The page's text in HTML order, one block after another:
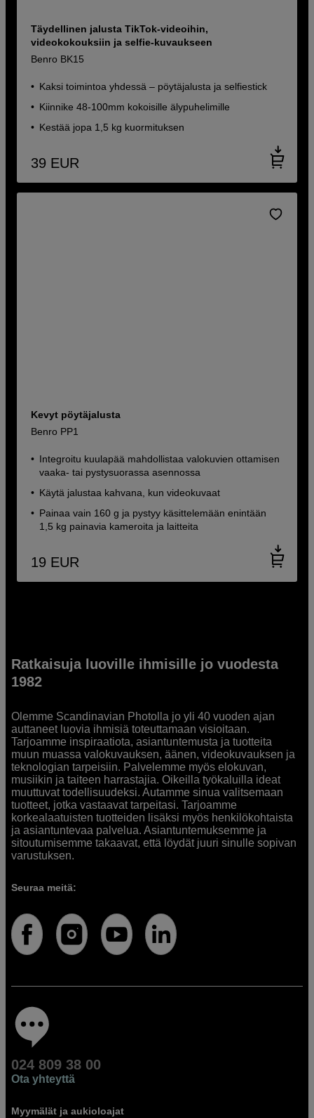
Täydellinen jalusta TikTok-videoihin,
videokokouksiin ja selfie-kuvaukseen
Benro BK15
Kaksi toimintoa yhdessä – pöytäjalusta ja selfiestick
Kiinnike 48-100mm kokoisille älypuhelimille
Kestää jopa 1,5 kg kuormituksen
39 EUR
Kevyt pöytäjalusta
Benro PP1
Integroitu kuulapää mahdollistaa valokuvien ottamisen
vaaka- tai pystysuorassa asennossa
Käytä jalustaa kahvana, kun videokuvaat
Painaa vain 160 g ja pystyy käsittelemään enintään
1,5 kg painavia kameroita ja laitteita
19 EUR
Ratkaisuja luoville ihmisille jo vuodesta
1982
Olemme Scandinavian Photolla jo yli 40 vuoden ajan
auttaneet luovia ihmisiä toteuttamaan visioitaan.
Tarjoamme inspiraatiota, asiantuntemusta ja tuotteita
muun muassa valokuvauksen, äänen, videokuvauksen ja
teknologian tarpeisiin. Palvelemme myös elokuvan,
musiikin ja taiteen harrastajia. Oikeilla työkaluilla ideat
muuttuvat todellisuudeksi. Autamme sinua valitsemaan
tuotteet, jotka vastaavat tarpeitasi. Tarjoamme
korkealaatuisten tuotteiden lisäksi myös henkilökohtaista
ja asiantuntevaa palvelua. Asiantuntemuksemme ja
sitoutumisemme takaavat, että löydät juuri sinulle sopivan
varustuksen.
Seuraa meitä:
024 809 38 00
Ota yhteyttä
Myymälät ja aukioloajat